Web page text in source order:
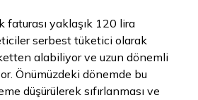
faturası yaklaşık 120 lira
serbest tüketici olarak
alabiliyor ve uzun dönemli
Önümüzdeki dönemde bu
düşürülerek sıfırlanması ve